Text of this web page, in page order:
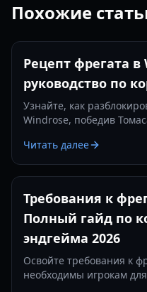
Похожие
Рецепт фрегата в
руководство по
Узнайте, как
Windrose, победив
изготовив железные
Читать далее
Требования к
Полный гайд по
эндгейма 2026
Освойте требования к
необходимы игрокам